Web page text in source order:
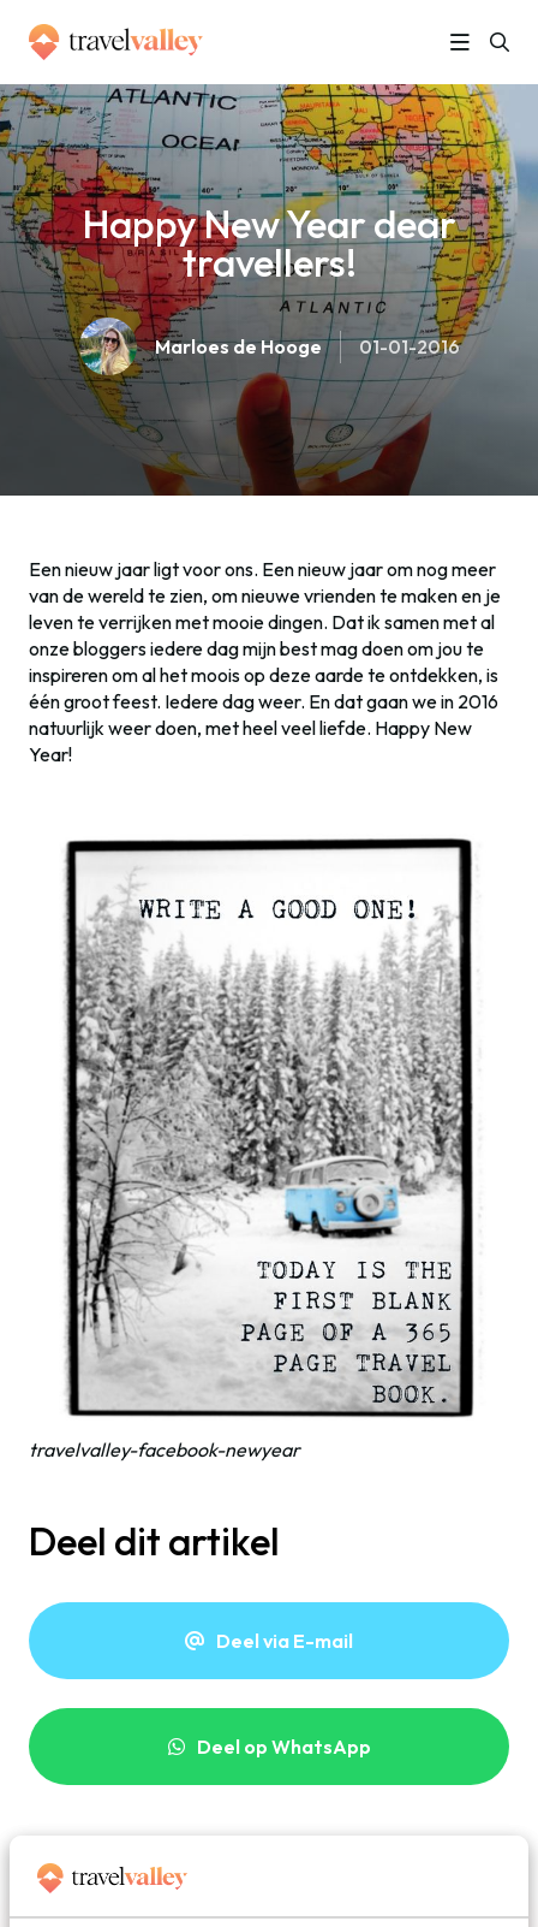
Home Happy New Year dear travellers!
Happy New Year dear
travellers!
Marloes de Hooge 01-01-2016
Een nieuw jaar ligt voor ons. Een nieuw jaar om nog meer
van de wereld te zien, om nieuwe vrienden te maken en je
leven te verrijken met mooie dingen. Dat ik samen met al
onze bloggers iedere dag mijn best mag doen om jou te
inspireren om al het moois op deze aarde te ontdekken, is
één groot feest. Iedere dag weer. En dat gaan we in 2016
natuurlijk weer doen, met heel veel liefde. Happy New
Year!
travelvalley-facebook-newyear
Deel dit artikel
Deel via E-mail
Deel op WhatsApp